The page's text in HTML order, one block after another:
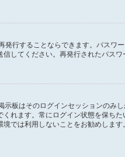
行することならできます。パスワ
してください。再発行されたパスワ
板はそのログインセッションのみ
れます。常にログイン状態を保ち
では利用しないことをお勧めしま